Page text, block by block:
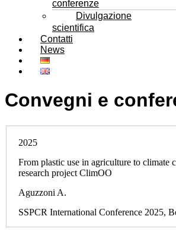
conferenze
Divulgazione
scientifica
Contatti
News
Convegni e
2025
From plastic use in agriculture to climate
research project ClimOO
Aguzzoni A.
SSPCR International Conference 2025,